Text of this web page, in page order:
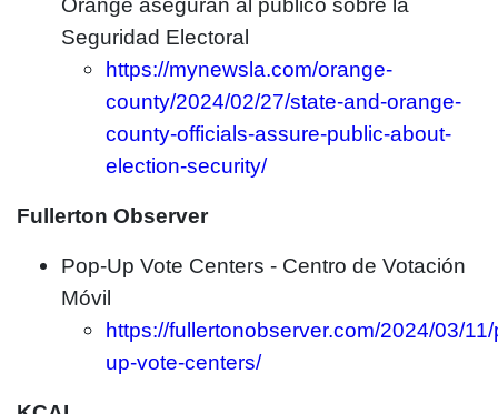
Seguridad Electoral
https://mynewsla.com/orange-
county/2024/02/27/state-and-orange-
county-officials-assure-public-about-
election-security/
Fullerton Observer
Pop-Up Vote Centers - Centro de Votación
Móvil
https://fullertonobserver.com/2024/03/
up-vote-centers/